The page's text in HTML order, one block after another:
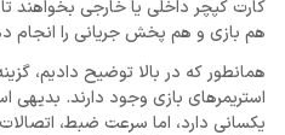
کارت کپچر داخلی یا خارجی
هم بازی و هم پخش جریانی را انجام
همانطور که در بالا توضیح دادیم،
استریمرهای بازی وجود دارند.